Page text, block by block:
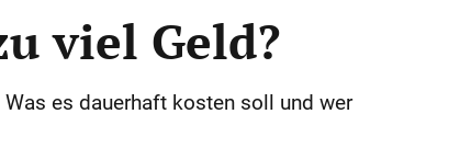
viel Geld?
es dauerhaft kosten soll und wer